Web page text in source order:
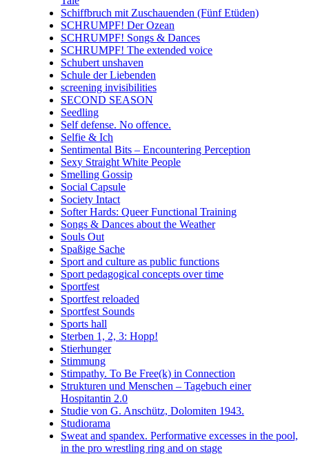
Schiffbruch mit Zuschauenden (Fünf Etüden)
SCHRUMPF! Der Ozean
SCHRUMPF! Songs & Dances
SCHRUMPF! The extended voice
Schubert unshaven
Schule der Liebenden
screening invisibilities
SECOND SEASON
Seedling
Self defense. No offence.
Selfie & Ich
Sentimental Bits – Encountering Perception
Sexy Straight White People
Smelling Gossip
Social Capsule
Society Intact
Softer Hards: Queer Functional Training
Songs & Dances about the Weather
Souls Out
Spaßige Sache
Sport and culture as public functions
Sport pedagogical concepts over time
Sportfest
Sportfest reloaded
Sportfest Sounds
Sports hall
Sterben 1, 2, 3: Hopp!
Stierhunger
Stimmung
Stimpathy. To Be Free(k) in Connection
Strukturen und Menschen – Tagebuch einer
Hospitantin 2.0
Studie von G. Anschütz, Dolomiten 1943.
Studiorama
Sweat and spandex. Performative excesses in the pool,
in the pro wrestling ring and on stage